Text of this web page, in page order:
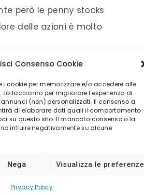
Consenso Cookie
cookie per memorizzare e/o accedere alle
facciamo per migliorare l'esperienza di
(non) personalizzati. Il consenso a
di elaborare dati quali il comportamento
su questo sito. Il mancato consenso o la
influire negativamente su alcune
Nega Visualizza le preferenze
Privacy Policy
però le penny stocks
delle azioni è molto
nazionali perché
la quotazione in
chiamati